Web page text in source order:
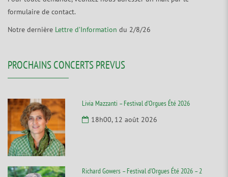
formulaire de contact.
Notre dernière Lettre d’Information du 2/8/26
PROCHAINS CONCERTS PREVUS
Livia Mazzanti – Festival d’Orgues Été 2026
18h00, 12 août 2026
Richard Gowers – Festival d’Orgues Été 2026 – 2